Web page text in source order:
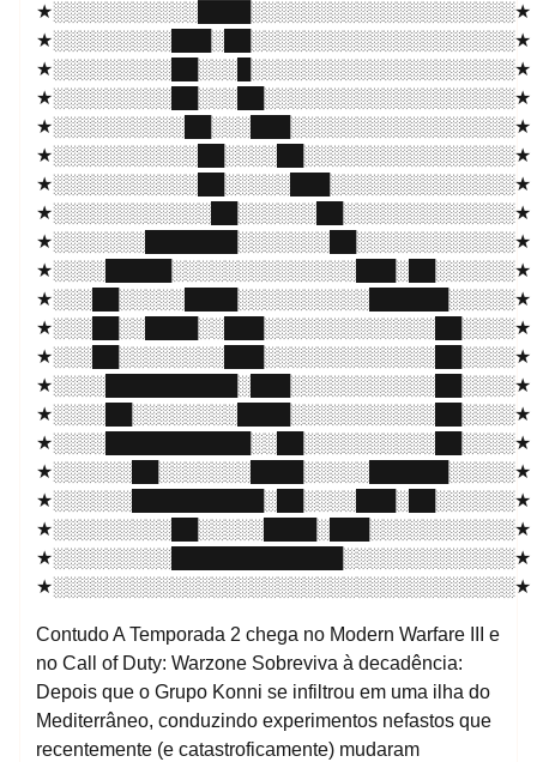
★░░░░░░░░░░░████░░░░░░░░░░░░░░░░░░░░★
★░░░░░░░░░███░██░░░░░░░░░░░░░░░░░░░░★
★░░░░░░░░░██░░░█░░░░░░░░░░░░░░░░░░░░★
★░░░░░░░░░██░░░██░░░░░░░░░░░░░░░░░░░★
★░░░░░░░░░░██░░░███░░░░░░░░░░░░░░░░░★
★░░░░░░░░░░░██░░░░██░░░░░░░░░░░░░░░░★
★░░░░░░░░░░░██░░░░░███░░░░░░░░░░░░░░★
★░░░░░░░░░░░░██░░░░░░██░░░░░░░░░░░░░★
★░░░░░░░███████░░░░░░░██░░░░░░░░░░░░★
★░░░░█████░░░░░░░░░░░░░░███░██░░░░░░★
★░░░██░░░░░████░░░░░░░░░░██████░░░░░★
★░░░██░░████░░███░░░░░░░░░░░░░██░░░░★
★░░░██░░░░░░░░███░░░░░░░░░░░░░██░░░░★
★░░░░██████████░███░░░░░░░░░░░██░░░░★
★░░░░██░░░░░░░░████░░░░░░░░░░░██░░░░★
★░░░░███████████░░██░░░░░░░░░░██░░░░★
★░░░░░░██░░░░░░░████░░░░░██████░░░░░★
★░░░░░░██████████░██░░░░███░██░░░░░░★
★░░░░░░░░░██░░░░░████░███░░░░░░░░░░░★
★░░░░░░░░░█████████████░░░░░░░░░░░░░★
★░░░░░░░░░░░░░░░░░░░░░░░░░░░░░░░░░░░★
Contudo A Temporada 2 chega no Modern Warfare III e
no Call of Duty: Warzone Sobreviva à decadência:
Depois que o Grupo Konni se infiltrou em uma ilha do
Mediterrâneo, conduzindo experimentos nefastos que
recentemente (e catastroficamente) mudaram